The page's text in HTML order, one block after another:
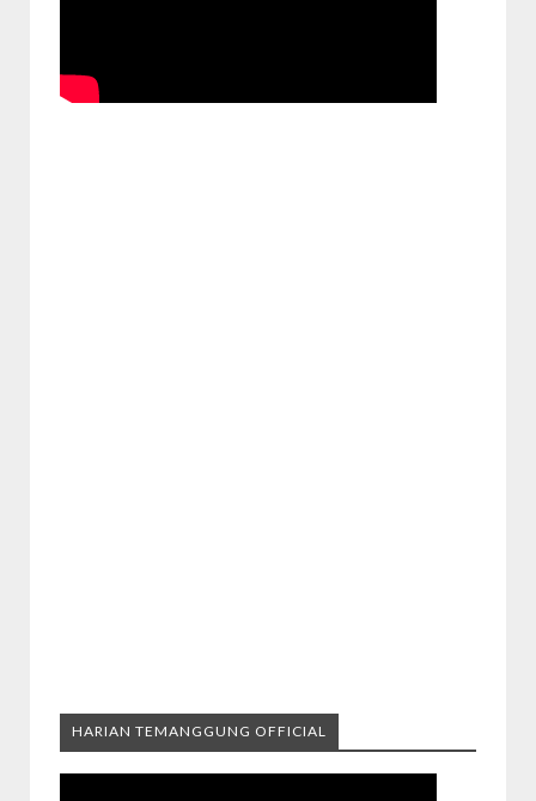
HARIAN TEMANGGUNG OFFICIAL